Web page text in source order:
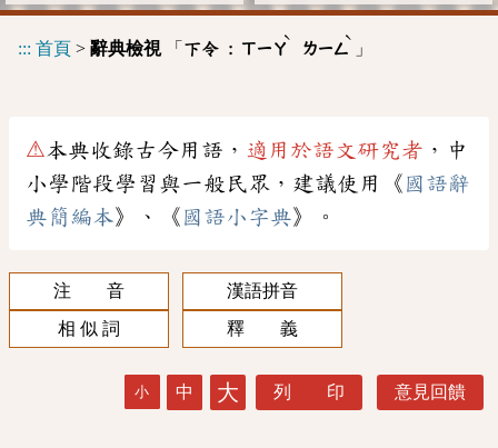
::: 首頁 > 辭典檢視「 下令 : ㄒㄧㄚ
ˋ
ㄌㄧㄥ
ˋ
」
⚠本典收錄古今用語， 適用於語文研究者 ，中
小學階段學習與一般民眾，建議使用《 國語辭
典簡編本》、《 國語小字典》。
注 音
漢語拼音
相 似 詞
釋 義
小 中 大 列 印 意見回饋